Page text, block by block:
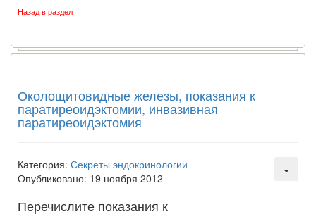
Назад в раздел
Околощитовидные железы, показания к
паратиреоидэктомии, инвазивная
паратиреоидэктомия
Категория: Секреты эндокринологии
Опубликовано: 19 ноября 2012
Перечислите показания к